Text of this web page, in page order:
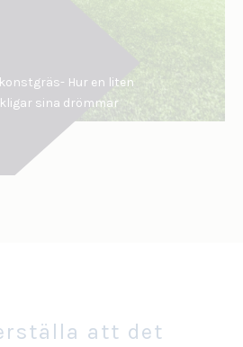
Hur en liten
sina drömmar
att det